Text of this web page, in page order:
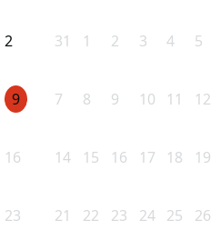
2
9
16
23
31 1 2 3 4 5
7 8 9 10 11 12
14 15 16 17 18 19
21 22 23 24 25 26